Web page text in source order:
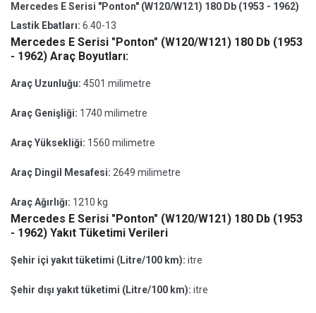
Mercedes E Serisi "Ponton" (W120/W121) 180 Db (1953 - 1962)
Lastik Ebatları: 6.40-13
Mercedes E Serisi "Ponton" (W120/W121) 180 Db (1953
- 1962) Araç Boyutları:
Araç Uzunluğu: 4501 milimetre
Araç Genişliği: 1740 milimetre
Araç Yüksekliği: 1560 milimetre
Araç Dingil Mesafesi: 2649 milimetre
Araç Ağırlığı: 1210 kg
Mercedes E Serisi "Ponton" (W120/W121) 180 Db (1953
- 1962) Yakıt Tüketimi Verileri
Şehir içi yakıt tüketimi (Litre/100 km): itre
Şehir dışı yakıt tüketimi (Litre/100 km): itre